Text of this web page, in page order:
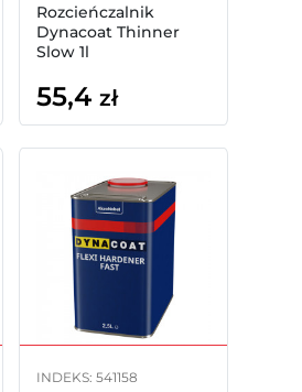
Rozcieńczalnik
Dynacoat Thinner
Slow 1l
55,4 zł
INDEKS: 541158